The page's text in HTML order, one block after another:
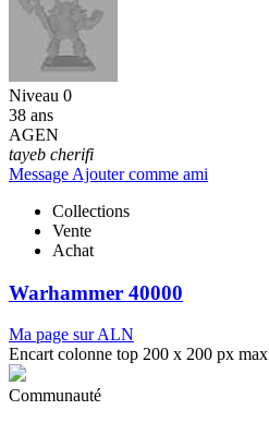
Niveau 0
38 ans
AGEN
tayeb cherifi
Message Ajouter comme ami
Collections
Vente
Achat
Warhammer 40000
Ma page sur ALN
Encart colonne top 200 x 200 px max
Communauté